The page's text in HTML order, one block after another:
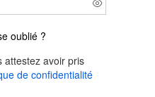
oublié ?
attestez avoir pris
de confidentialité